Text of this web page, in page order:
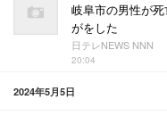
岐阜市の男性が
がをした
日テレNEWS NNN
20:04
2024年5月5日